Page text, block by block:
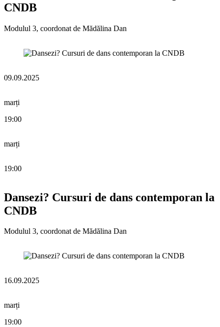
CNDB
Modulul 3, coordonat de Mădălina Dan
09.09.2025
marți
19:00
marți
19:00
Dansezi? Cursuri de dans contemporan la
CNDB
Modulul 3, coordonat de Mădălina Dan
16.09.2025
marți
19:00